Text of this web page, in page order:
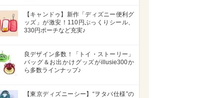
【キャンドゥ】新作「ディズニー便利グ
ッズ」が激安！110円ぷっくりシール、
330円ポーチなど充実♪
良デザイン多数！「トイ・ストーリー」
バッグ＆お出かけグッズがillusie300か
ら多数ラインナップ♪
【東京ディズニーシー】“ヲタバ仕様”の